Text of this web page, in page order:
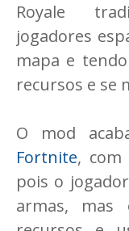
Royale
jogadores
mapa e
recursos e se
O mod
Fortnite, com
pois o
armas, mas